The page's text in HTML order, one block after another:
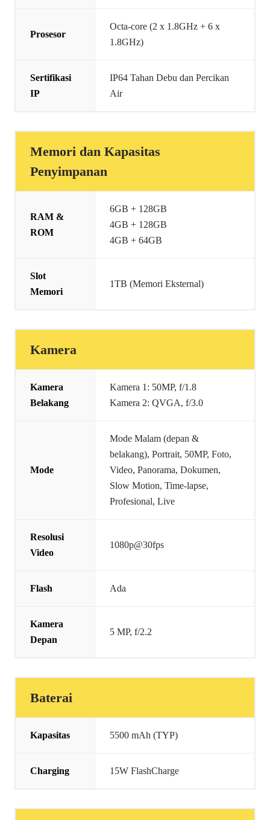
Prosesor
Octa-core (2 x 1.8GHz + 6 x
1.8GHz)
Sertifikasi
IP
IP64 Tahan Debu dan Percikan
Air
Memori dan Kapasitas
Penyimpanan
RAM &
ROM
6GB + 128GB
4GB + 128GB
4GB + 64GB
Slot
Memori
1TB (Memori Eksternal)
Kamera
Kamera
Belakang
Kamera 1: 50MP, f/1.8
Kamera 2: QVGA, f/3.0
Mode
Mode Malam (depan &
belakang), Portrait, 50MP, Foto,
Video, Panorama, Dokumen,
Slow Motion, Time-lapse,
Profesional, Live
Resolusi
Video
1080p@30fps
Flash Ada
Kamera
Depan
5 MP, f/2.2
Baterai
Kapasitas 5500 mAh (TYP)
Charging 15W FlashCharge